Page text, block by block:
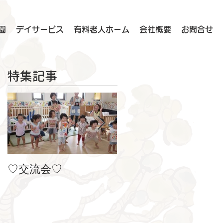
デイサービス 有料老人ホーム 会社概要 お問合せ
特集記事
♡交流会♡